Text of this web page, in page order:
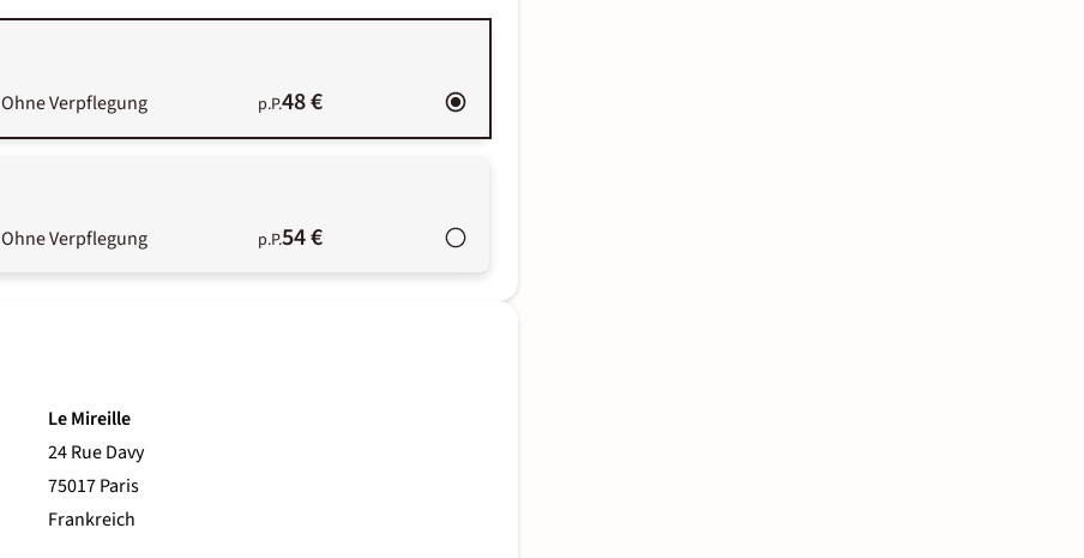
Ohne Verpflegung p.P.48 €
Ohne Verpflegung p.P.54 €
Le Mireille
24 Rue Davy
75017 Paris
Frankreich